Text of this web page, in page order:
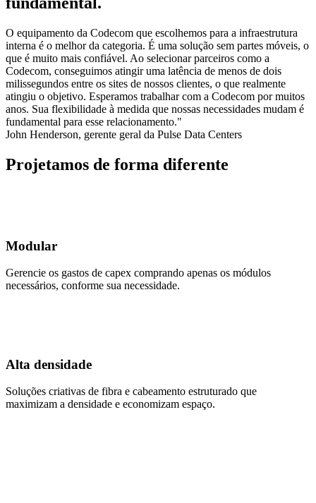
O equipamento da Codecom que escolhemos para a infraestrutura
interna é o melhor da categoria. É uma solução sem partes móveis, o
que é muito mais confiável. Ao selecionar parceiros como a
Codecom, conseguimos atingir uma latência de menos de dois
milissegundos entre os sites de nossos clientes, o que realmente
atingiu o objetivo. Esperamos trabalhar com a Codecom por muitos
anos. Sua flexibilidade à medida que nossas necessidades mudam é
fundamental para esse relacionamento."
John Henderson, gerente geral da Pulse Data Centers
Projetamos de forma diferente
Modular
Gerencie os gastos de capex comprando apenas os módulos
necessários, conforme sua necessidade.
Alta densidade
Soluções criativas de fibra e cabeamento estruturado que
maximizam a densidade e economizam espaço.